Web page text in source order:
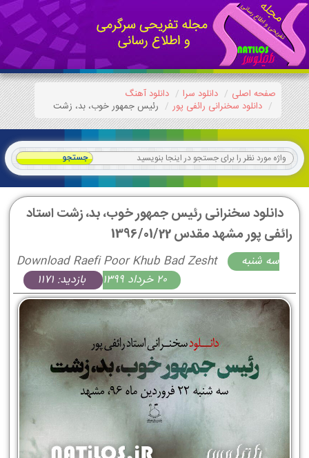
صفحه اصلی دانلود سرا
دانلود آهنگ
دانلود سخنرانی رائفی پور
رئیس جمهور خوب، بد، زشت
دانلود سخنرانی رئیس جمهور خوب، بد، زشت استاد
رائفی پور مشهد مقدس 1396/01/22
Download Raefi Poor Khub Bad Zesht
سه شنبه
20 خرداد 1399
بازدید: 1171